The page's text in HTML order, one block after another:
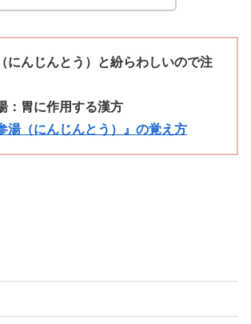
にんじんとう）と紛らわしいので注
：胃に作用する漢方
湯（にんじんとう）』の覚え方